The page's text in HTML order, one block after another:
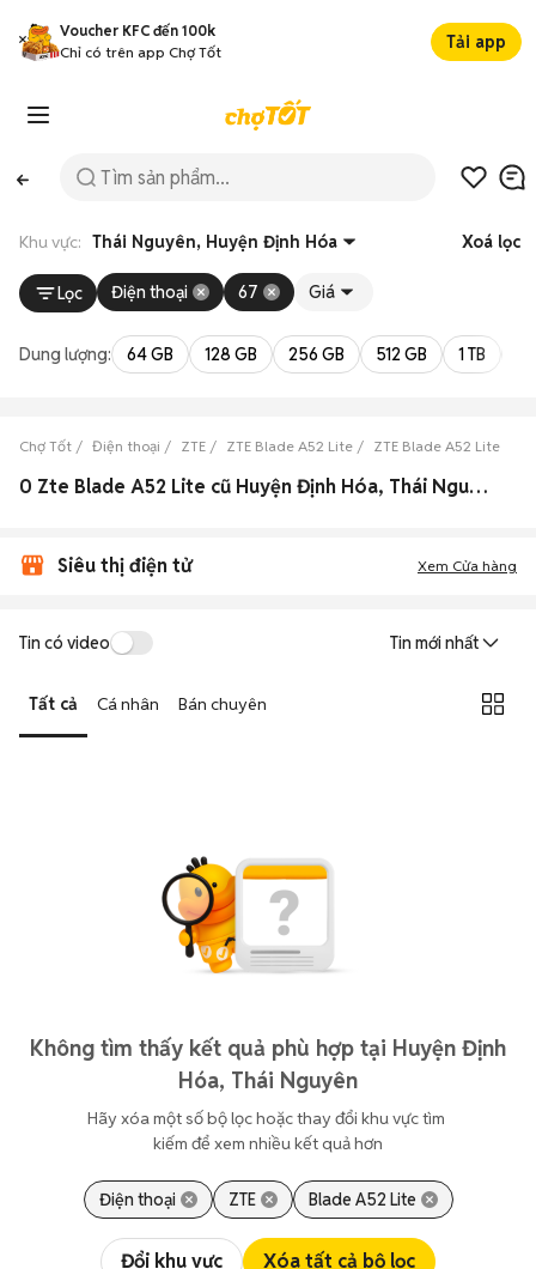
Voucher KFC đến 100k
Chỉ có trên app Chợ Tốt
Tải app
Khu vực: Thái Nguyên, Huyện Định Hóa Xoá lọc
Lọc Điện thoại 67 Giá
Dung lượng: 64 GB 128 GB 256 GB 512 GB 1 TB
Chợ Tốt Điện thoại ZTE ZTE Blade A52 Lite ZTE Blade A52 Lite
0 Zte Blade A52 Lite cũ Huyện Định Hóa, Thái Nguyên đẹp
Siêu thị điện tử Xem Cửa hàng
Tin có video Tin mới nhất
Tất cả Cá nhân Bán chuyên
Không tìm thấy kết quả phù hợp tại Huyện Định
Hóa, Thái Nguyên
Hãy xóa một số bộ lọc hoặc thay đổi khu vực tìm
kiếm để xem nhiều kết quả hơn
Điện thoại ZTE Blade A52 Lite
Đổi khu vực Xóa tất cả bộ lọc